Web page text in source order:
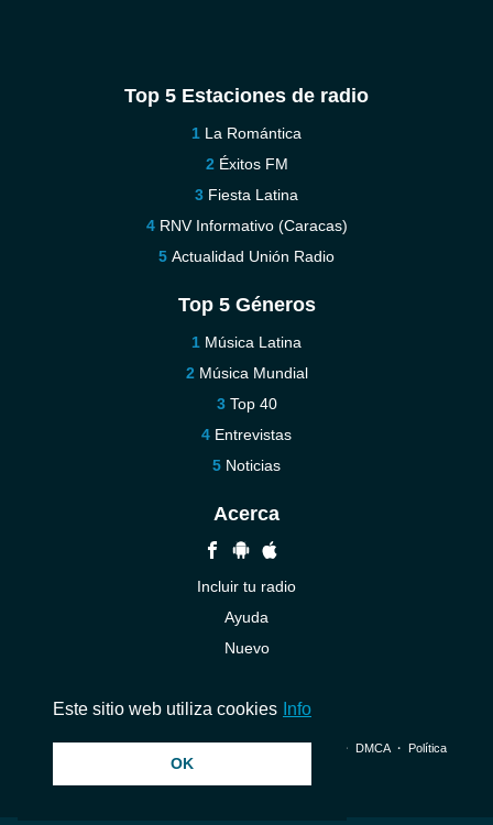
Top 5 Estaciones de radio
La Romántica
Éxitos FM
Fiesta Latina
RNV Informativo (Caracas)
Actualidad Unión Radio
Top 5 Géneros
Música Latina
Música Mundial
Top 40
Entrevistas
Noticias
Acerca
Incluir tu radio
Ayuda
Nuevo
© 2026 InstantAudio. Reservados todos los derechos. ・ DMCA・ Política
Este sitio web utiliza cookies Info
OK